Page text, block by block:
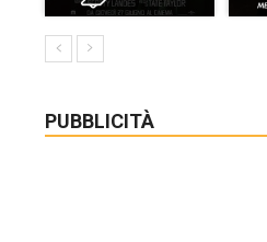
PUBBLICITÀ